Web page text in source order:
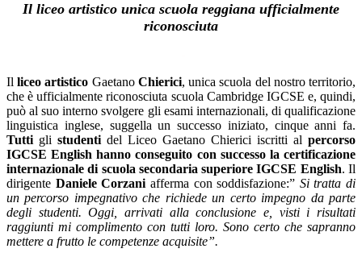
Il liceo artistico unica scuola reggiana ufficialmente
riconosciuta
Illiceo artistico GaetanoChierici, unica scuola del nostro territorio,
che è ufficialmente riconosciuta scuola Cambridge IGCSE e, quindi,
può al suo interno svolgere gli esami internazionali, di qualificazione
linguistica inglese, suggella un successo iniziato, cinque anni fa.
Tutti gli studenti del Liceo Gaetano Chierici iscritti al percorso
IGCSE English hanno conseguito con successo la certificazione
internazionale di scuola secondaria superiore IGCSE English. Il
dirigente Daniele Corzani afferma con soddisfazione:” Si tratta di
un percorso impegnativo che richiede un certo impegno da parte
degli studenti. Oggi, arrivati alla conclusione e, visti i risultati
raggiunti mi complimento con tutti loro. Sono certo che sapranno
mettere a frutto le competenze acquisite”.